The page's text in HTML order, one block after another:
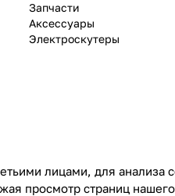
Запчасти
Аксессуары
Электроскутеры
лицами, для анализа
просмотр страниц